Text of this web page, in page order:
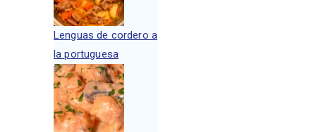
Lenguas de cordero a
la portuguesa